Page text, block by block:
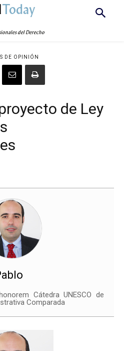
Today
del Derecho
DE OPINIÓN
de Ley
Cátedra UNESCO de
Comparada